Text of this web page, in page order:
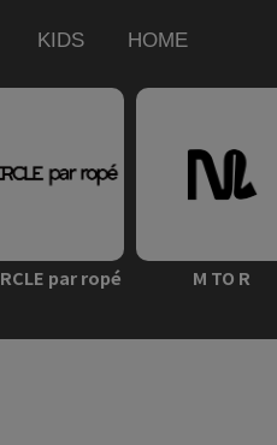
KIDS HOME
par ropé M TO R